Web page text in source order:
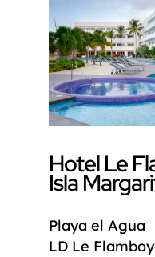
Hotel Le
Isla
Playa el Agua
LD Le